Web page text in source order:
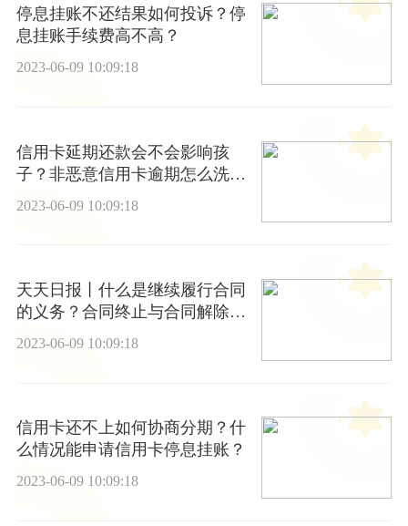
停息挂账不还结果如何投诉？停
息挂账手续费高不高？
2023-06-09 10:09:18
信用卡延期还款会不会影响孩
子？非恶意信用卡逾期怎么洗
2023-06-09 10:09:18
天天日报丨什么是继续履行合同
的义务？合同终止与合同解除的
区别有哪些？
2023-06-09 10:09:18
信用卡还不上如何协商分期？什
么情况能申请信用卡停息挂账？
2023-06-09 10:09:18